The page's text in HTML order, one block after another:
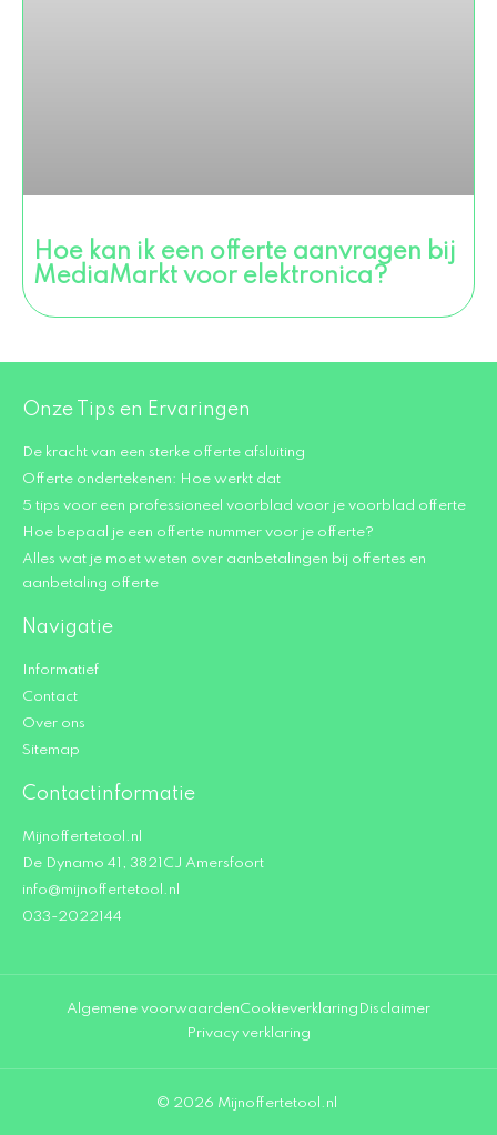
Hoe kan ik een offerte aanvragen bij
MediaMarkt voor elektronica?
Onze Tips en Ervaringen
De kracht van een sterke offerte afsluiting
Offerte ondertekenen: Hoe werkt dat
5 tips voor een professioneel voorblad voor je voorblad offerte
Hoe bepaal je een offerte nummer voor je offerte?
Alles wat je moet weten over aanbetalingen bij offertes en
aanbetaling offerte
Navigatie
Informatief
Contact
Over ons
Sitemap
Contactinformatie
Mijnoffertetool.nl
De Dynamo 41, 3821CJ Amersfoort
info@mijnoffertetool.nl
033-2022144
Algemene voorwaardenCookieverklaring Disclaimer
Privacy verklaring
© 2026 Mijnoffertetool.nl